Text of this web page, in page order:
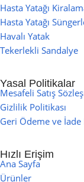
Hasta Yatağı
Hasta Yatağı
Havalı Yatak
Tekerlekli Sandalye
Yasal Politikalar
Mesafeli Satış
Gizlilik Politikası
Geri Ödeme ve İade
Hızlı Erişim
Ana Sayfa
Ürünler